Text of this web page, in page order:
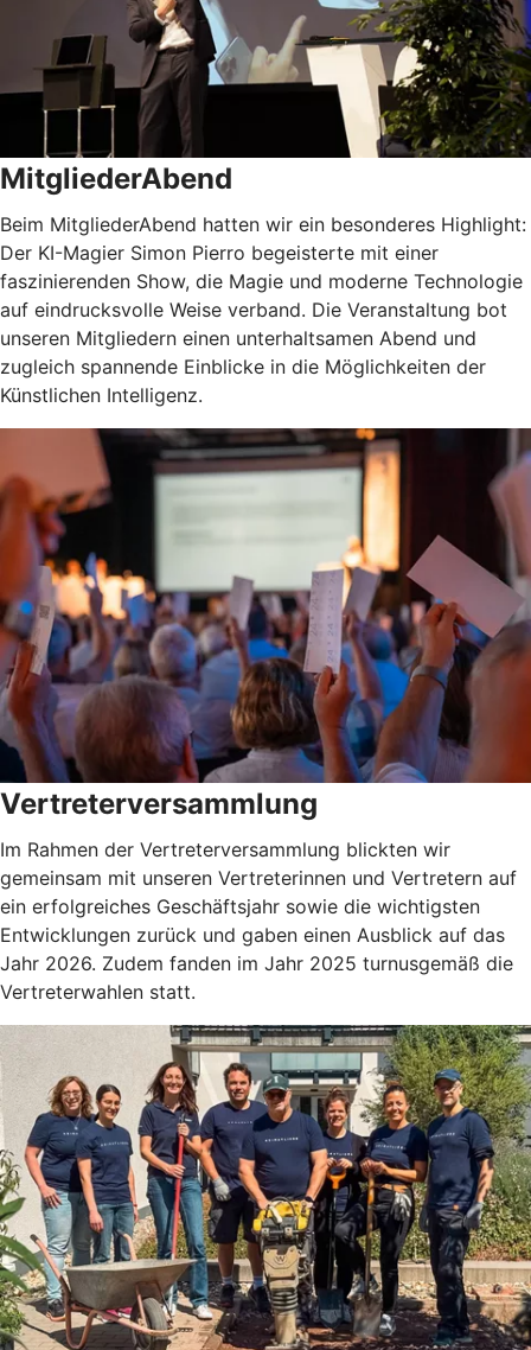
MitgliederAbend
Beim MitgliederAbend hatten wir ein besonderes Highlight:
Der KI-Magier Simon Pierro begeisterte mit einer
faszinierenden Show, die Magie und moderne Technologie
auf eindrucksvolle Weise verband. Die Veranstaltung bot
unseren Mitgliedern einen unterhaltsamen Abend und
zugleich spannende Einblicke in die Möglichkeiten der
Künstlichen Intelligenz.
Vertreterversammlung
Im Rahmen der Vertreterversammlung blickten wir
gemeinsam mit unseren Vertreterinnen und Vertretern auf
ein erfolgreiches Geschäftsjahr sowie die wichtigsten
Entwicklungen zurück und gaben einen Ausblick auf das
Jahr 2026. Zudem fanden im Jahr 2025 turnusgemäß die
Vertreterwahlen statt.